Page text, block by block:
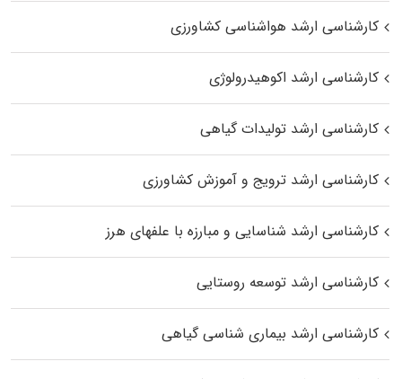
کارشناسی ارشد هواشناسی کشاورزی
کارشناسی ارشد اکوهیدرولوژی
کارشناسی ارشد تولیدات گیاهی
کارشناسی ارشد ترویج و آموزش کشاورزی
کارشناسی ارشد شناسایی و مبارزه با علفهای هرز
کارشناسی ارشد توسعه روستایی
کارشناسی ارشد بیماری‌ شناسی گیاهی